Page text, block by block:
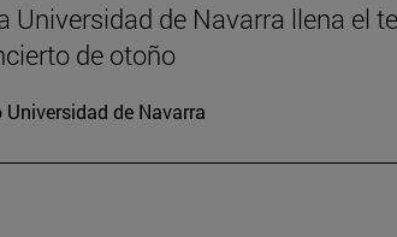
Universidad de Navarra llena el
de otoño
de Navarra